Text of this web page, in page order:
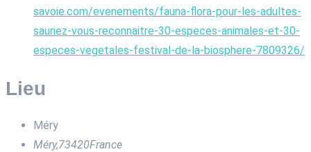
savoie.com/evenements/fauna-flora-pour-les-adultes-
sauriez-vous-reconnaitre-30-especes-animales-et-30-
especes-vegetales-festival-de-la-biosphere-7809326/
Lieu
Méry
Méry,73420France